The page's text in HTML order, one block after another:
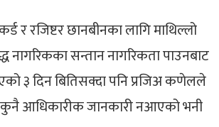
र रजिष्टर छानबीनका लागि माथिल्लो
नागरिकका सन्तान नागरिकता पाउनबाट
३ दिन बितिसक्दा पनि प्रजिअ कणेलले
कुनै आधिकारीक जानकारी नआएको भनी